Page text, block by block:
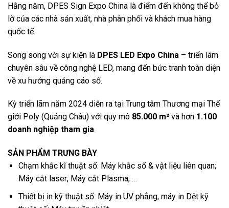
Hằng năm, DPES Sign Expo China là điểm đến không thể bỏ
lỡ của các nhà sản xuất, nhà phân phối và khách mua hàng
quốc tế.
Song song với sự kiện là DPES LED Expo China – triển lãm
chuyên sâu về công nghệ LED, mang đến bức tranh toàn diện
về xu hướng quảng cáo số.
Kỳ triển lãm năm 2024 diễn ra tại Trung tâm Thương mại Thế
giới Poly (Quảng Châu) với quy mô 85.000 m² và hơn 1.100
doanh nghiệp tham gia.
SẢN PHẨM TRƯNG BÀY
Chạm khắc kĩ thuật số: Máy khắc số & vật liệu liên quan;
Máy cắt laser; Máy cắt Plasma; …
Thiết bị in kỹ thuật số: Máy in UV phẳng, máy in Dệt kỹ